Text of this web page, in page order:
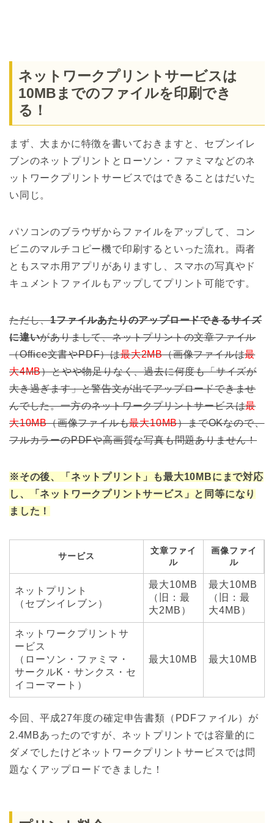
ネットワークプリントサービスは
10MBまでのファイルを印刷でき
る！
まず、大まかに特徴を書いておきますと、セブンイレ
ブンのネットプリントとローソン・ファミマなどのネ
ットワークプリントサービスではできることはだいた
い同じ。
パソコンのブラウザからファイルをアップして、コン
ビニのマルチコピー機で印刷するといった流れ。両者
ともスマホ用アプリがありますし、スマホの写真やド
キュメントファイルもアップしてプリント可能です。
ただし、1ファイルあたりのアップロードできるサイズ
に違いがありまして、ネットプリントの文章ファイル
（Office文書やPDF）は最大2MB（画像ファイルは最
大4MB）とやや物足りなく、過去に何度も「サイズが
大き過ぎます」と警告文が出てアップロードできませ
んでした。一方のネットワークプリントサービスは最
大10MB（画像ファイルも最大10MB）までOKなので、
フルカラーのPDFや高画質な写真も問題ありません！
※その後、「ネットプリント」も最大10MBにまで対応
し、「ネットワークプリントサービス」と同等になり
ました！
サービス
文章ファイ
ル
画像ファイ
ル
ネットプリント
（セブンイレブン）
最大10MB
（旧：最
大2MB）
最大10MB
（旧：最
大4MB）
ネットワークプリントサ
ービス
（ローソン・ファミマ・
サークルK・サンクス・セ
イコーマート）
最大10MB 最大10MB
今回、平成27年度の確定申告書類（PDFファイル）が
2.4MBあったのですが、ネットプリントでは容量的に
ダメでしたけどネットワークプリントサービスでは問
題なくアップロードできました！